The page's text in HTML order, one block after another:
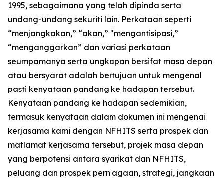
1995, sebagaimana yang telah dipinda serta
undang-undang sekuriti lain. Perkataan seperti
“menjangkakan,” “akan,” “mengantisipasi,”
“menganggarkan” dan variasi perkataan
seumpamanya serta ungkapan bersifat masa depan
atau bersyarat adalah bertujuan untuk mengenal
pasti kenyataan pandang ke hadapan tersebut.
Kenyataan pandang ke hadapan sedemikian,
termasuk kenyataan dalam dokumen ini mengenai
kerjasama kami dengan NFHITS serta prospek dan
matlamat kerjasama tersebut, projek masa depan
yang berpotensi antara syarikat dan NFHITS,
peluang dan prospek perniagaan, strategi, jangkaan